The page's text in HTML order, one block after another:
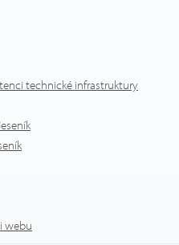
technické infrastruktury
webu